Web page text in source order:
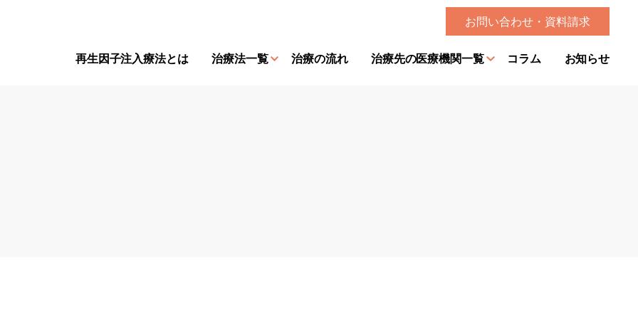
お問い合わせ・資料請求
再⽣因⼦注⼊療法とは 治療法一覧 治療の流れ 治療先の医療機関一覧 コラム お知らせ